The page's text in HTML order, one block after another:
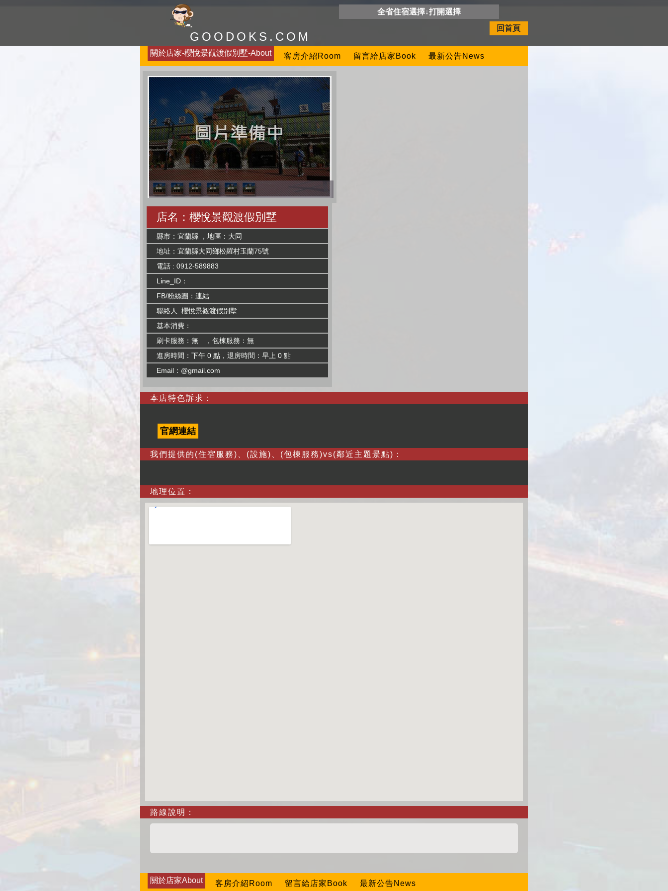
GOODOKS.COM
全省住宿選擇↓打開選擇
回首頁
關於店家-櫻悅景觀渡假別墅-About 客房介紹Room 留言給店家Book 最新公告News
店名：櫻悅景觀渡假別墅
縣市：宜蘭縣 ，地區：大同
地址：宜蘭縣大同鄉松羅村玉蘭75號
電話 : 0912-589883
Line_ID：
FB/粉絲團：連結
聯絡人: 櫻悅景觀渡假別墅
基本消費：
刷卡服務：無 ，包棟服務：無
進房時間：下午 0 點，退房時間：早上 0 點
Email：@gmail.com
本店特色訴求：
官網連結
我們提供的(住宿服務)、(設施)、(包棟服務)vs(鄰近主題景點)：
地理位置：
路線說明：
關於店家About 客房介紹Room 留言給店家Book 最新公告News